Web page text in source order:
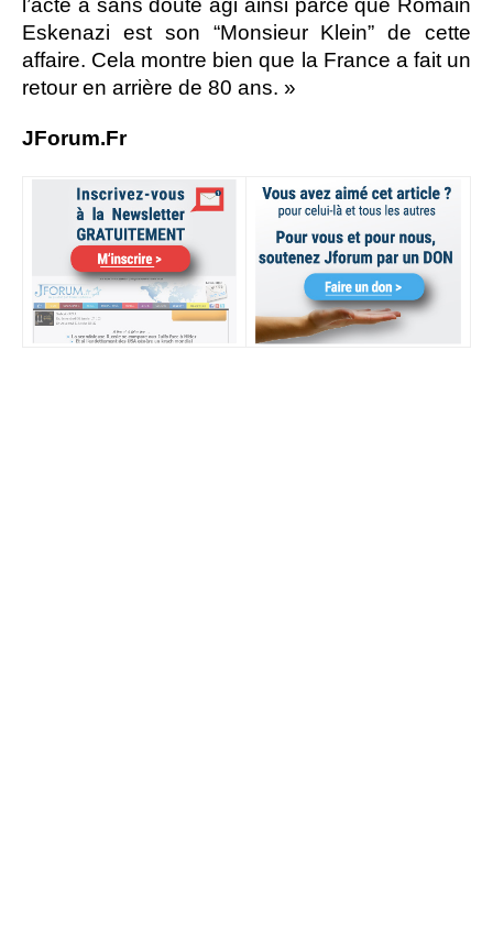
l’acte a sans doute agi ainsi parce que Romain
Eskenazi est son “Monsieur Klein” de cette
affaire. Cela montre bien que la France a fait un
retour en arrière de 80 ans. »
JForum.Fr